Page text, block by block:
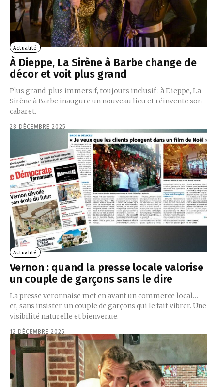
Actualité
À Dieppe, La Sirène à Barbe change de
décor et voit plus grand
Plus grand, plus immersif, toujours inclusif : à Dieppe, La
Sirène à Barbe inaugure un nouveau lieu et réinvente son
cabaret.
28 DÉCEMBRE 2025
Actualité
Vernon : quand la presse locale valorise
un couple de garçons sans le dire
La presse veronnaise met en avant un commerce local…
et, sans insister, un couple de garçons qui le fait vibrer. Une
visibilité naturelle et bienvenue.
12 DÉCEMBRE 2025